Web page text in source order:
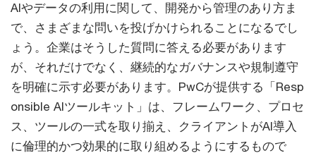
AIやデータの利用に関して、開発から管理のあり方ま
で、さまざまな問いを投げかけられることになるでし
ょう。企業はそうした質問に答える必要があります
が、それだけでなく、継続的なガバナンスや規制遵守
を明確に示す必要があります。PwCが提供する「Resp
onsible AIツールキット」は、フレームワーク、プロセ
ス、ツールの一式を取り揃え、クライアントがAI導入
に倫理的かつ効果的に取り組めるようにするもので